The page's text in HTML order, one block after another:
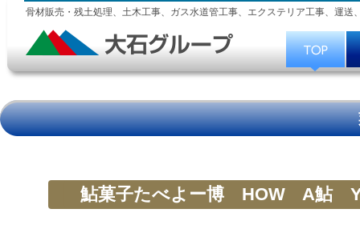
骨材販売・残土処理、土木工事、ガス水道管工事、エクステリア工事、運送
鮎菓子たべよー博 HOW A鮎